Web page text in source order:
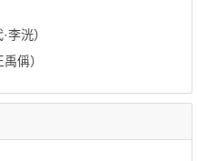
李洸）
偁）